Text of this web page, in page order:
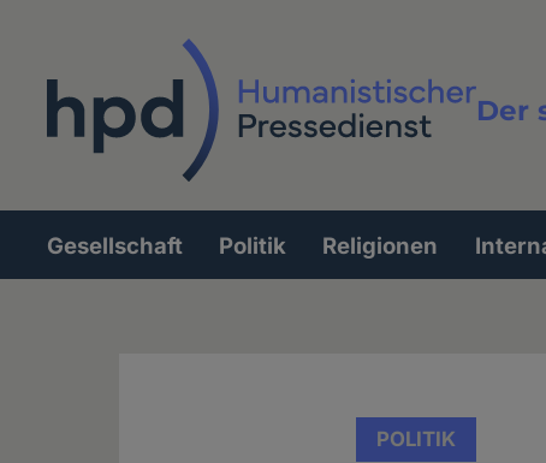
Der
Hauptnavigation
Gesellschaft Politik Religionen
POLITIK